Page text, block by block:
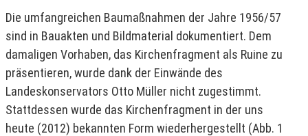
Die umfangreichen Baumaßnahmen der Jahre 1956/57
sind in Bauakten und Bildmaterial dokumentiert. Dem
damaligen Vorhaben, das Kirchenfragment als Ruine zu
präsentieren, wurde dank der Einwände des
Landeskonservators Otto Müller nicht zugestimmt.
Stattdessen wurde das Kirchenfragment in der uns
heute (2012) bekannten Form wiederhergestellt (Abb. 1